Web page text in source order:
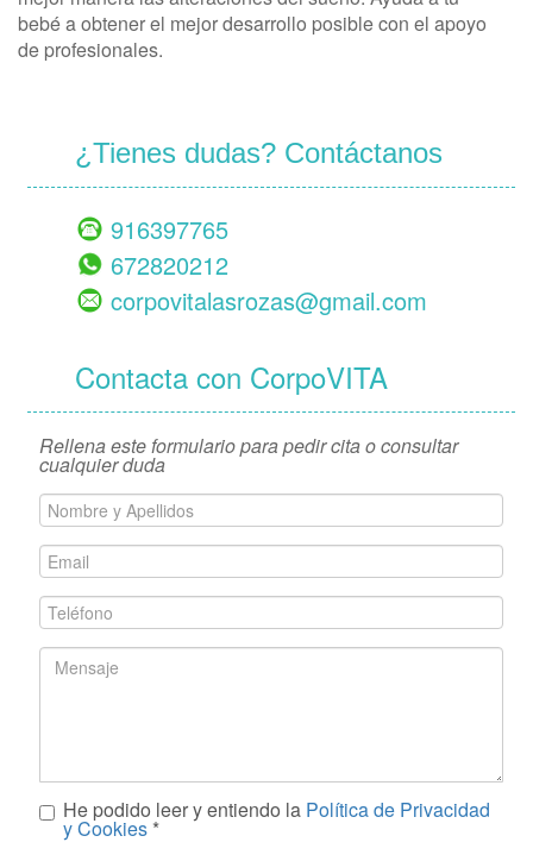
bebé a obtener el mejor desarrollo posible con el apoyo
de profesionales.
¿Tienes dudas? Contáctanos
916397765
672820212
corpovitalasrozas@gmail.com
Contacta con CorpoVITA
Rellena este formulario para pedir cita o consultar
cualquier duda
Nombre
y
Apellidos
*Email
*
Teléfono
*
Mensaje
* He podido leer y entiendo la Política de Privacidad
y Cookies *